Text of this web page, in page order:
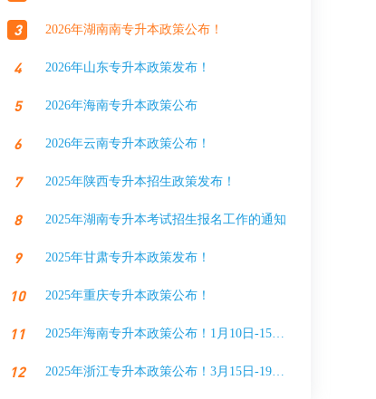
3 2026年湖南南专升本政策公布！
4 2026年山东专升本政策发布！
5 2026年海南专升本政策公布
6 2026年云南专升本政策公布！
7 2025年陕西专升本招生政策发布！
8 2025年湖南专升本考试招生报名工作的通知
9 2025年甘肃专升本政策发布！
10 2025年重庆专升本政策公布！
11 2025年海南专升本政策公布！1月10日-15日报名
12 2025年浙江专升本政策公布！3月15日-19日报名